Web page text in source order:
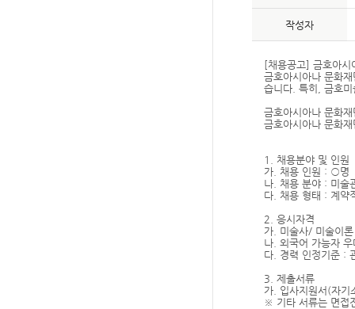
작성자
[채용공고] 금호아시
금호아시아나 문화
습니다. 특히, 금호
금호아시아나 문화
금호아시아나 문화
1. 채용분야 및 인원
가. 채용 인원 : ○명
나. 채용 분야 : 미술
다. 채용 형태 : 계약
2. 응시자격
가. 미술사/ 미술이
나. 외국어 가능자
다. 경력 인정기준 :
3. 제출서류
가. 입사지원서(자기
※ 기타 서류는 면접